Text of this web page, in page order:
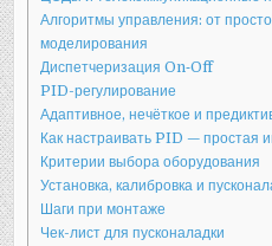
Алгоритмы управления: от
моделирования
Диспетчеризация On‑Off
PID-регулирование
Адаптивное, нечёткое и
Как настраивать PID — простая
Критерии выбора оборудования
Установка, калибровка и
Шаги при монтаже
Чек-лист для пусконаладки